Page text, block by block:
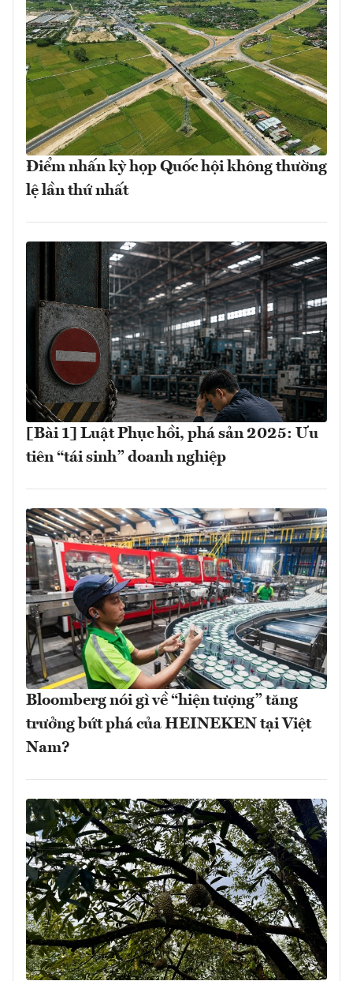
Điểm nhấn kỳ họp Quốc hội không thường
lệ lần thứ nhất
[Bài 1] Luật Phục hồi, phá sản 2025: Ưu
tiên “tái sinh” doanh nghiệp
Bloomberg nói gì về “hiện tượng” tăng
trưởng bứt phá của HEINEKEN tại Việt
Nam?